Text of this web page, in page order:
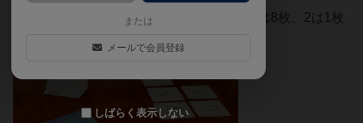
背景が青のカードは2〜10で、10は9枚、9は8枚、2は1枚
または
メールで会員登録
しばらく表示しない